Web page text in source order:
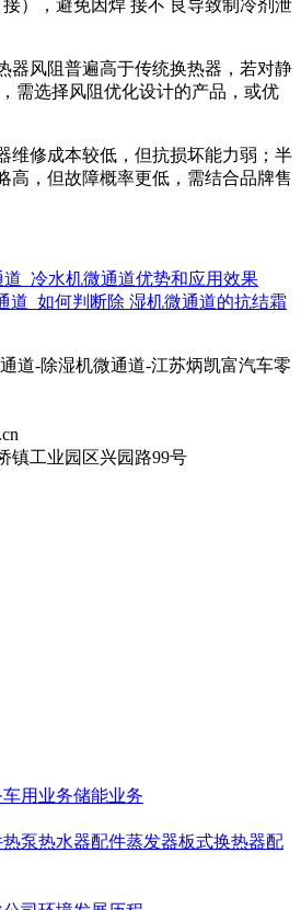
），避免因焊 接不 良导致制冷剂泄
器风阻普遍高于传统换热器，若对静
需选择风阻优化设计的产品，或优
维修成本较低，但抗损坏能力弱；半
高，但故障概率更低，需结合品牌售
_冷水机微通道优势和应用效果
道_如何判断除 湿机微通道的抗结霜
道-除湿机微通道-江苏炳凯富汽车零
镇工业园区兴园路99号
车用业务储能业务
热泵热水器配件蒸发器板式换热器配